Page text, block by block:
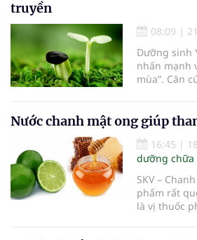
cho cơ thể.
truyền
08:09 |
Dưỡng sinh
nhấn mạnh
mùa”. Căn
âm dương
dai.
Nước chanh mật ong giúp
16:45 |
dưỡng chữa
SKV –
phẩm rất
là vị thuốc